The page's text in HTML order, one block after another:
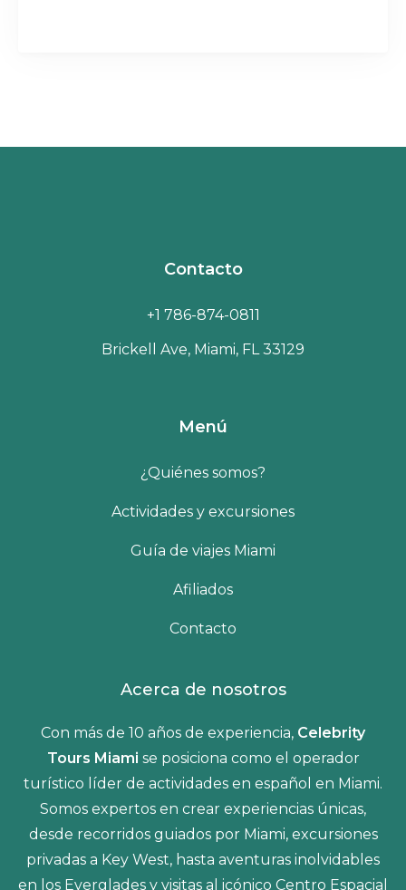
Contacto
+1 786-874-0811
Brickell Ave, Miami, FL 33129
Menú
¿Quiénes somos?
Actividades y excursiones
Guía de viajes Miami
Afiliados
Contacto
Acerca de nosotros
Con más de 10 años de experiencia, Celebrity
Tours Miami se posiciona como el operador
turístico líder de actividades en español en Miami.
Somos expertos en crear experiencias únicas,
desde recorridos guiados por Miami, excursiones
privadas a Key West, hasta aventuras inolvidables
en los Everglades y visitas al icónico Centro Espacial